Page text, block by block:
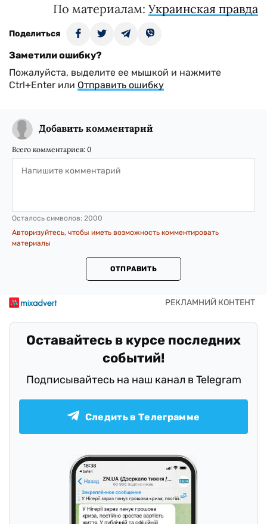
По материалам: Украинская правда
Поделиться
Заметили ошибку?
Пожалуйста, выделите ее мышкой и нажмите
Ctrl+Enter или Отправить ошибку
Добавить комментарий
Всего комментариев: 0
Осталось символов: 2000
Авторизуйтесь, чтобы иметь возможность комментировать
материалы
ОТПРАВИТЬ
Оставайтесь в курсе последних
событий!
Подписывайтесь на наш канал в Telegram
Следить в Телеграмме